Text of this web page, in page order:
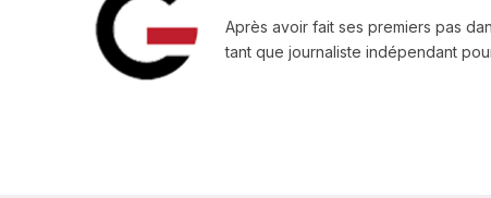
Après avoir fait ses premiers pas
tant que journaliste indépendant